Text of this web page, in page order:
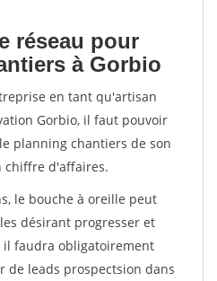
réseau pour
à Gorbio
en tant qu'artisan
Gorbio, il faut pouvoir
planning chantiers de son
chiffre d'affaires.
le bouche à oreille peut
désirant progresser et
faudra obligatoirement
de leads prospectsion dans